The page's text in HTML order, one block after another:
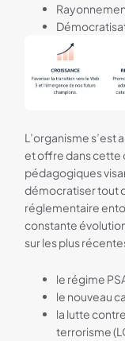
L’organisme s’est
et offre dans cette
pédagogiques
démocratiser tout
réglementaire
constante
sur les plus
le régime
le nouveau
la lutte
terrorisme